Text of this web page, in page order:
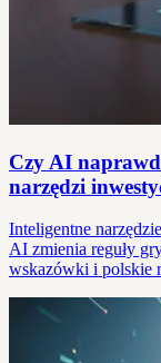
Czy AI
narzędzi
Inteligentne
AI zmienia reguły
wskazówki i polskie